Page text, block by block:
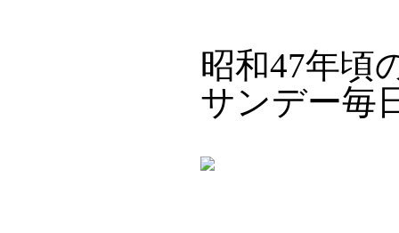
昭和47年頃
サンデー毎